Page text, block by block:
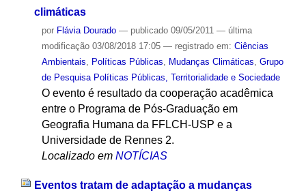
climáticas
por Flávia Dourado — publicado09/05/2011 — última
modificação03/08/2018 17:05 — registrado em: Ciências
Ambientais, Políticas Públicas, Mudanças Climáticas, Grupo
de Pesquisa Políticas Públicas, Territorialidade e Sociedade
O evento é resultado da cooperação acadêmica
entre o Programa de Pós-Graduação em
Geografia Humana da FFLCH-USP e a
Universidade de Rennes 2.
Localizado em NOTÍCIAS
Eventos tratam de adaptação a mudanças